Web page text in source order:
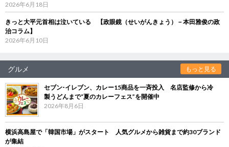
2026年6月18日
きっと大平元首相は泣いている 【政眼鏡（せいがんきょう）－本田雅俊の政
治コラム】
2026年6月10日
グルメ もっと見る
セブン‐イレブン、カレー15商品を一斉投入 名店監修から冷
製うどんまで“夏のカレーフェス”を開催中
2026年8月6日
横浜高島屋で「韓国市場」がスタート 人気グルメから雑貨まで約30ブランド
が集結